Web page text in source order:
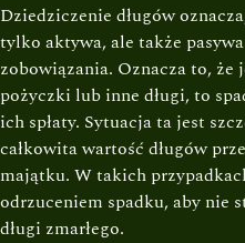
Dziedziczenie długów
tylko aktywa, ale także
zobowiązania. Oznacza to, że
pożyczki lub inne długi, to
ich spłaty. Sytuacja ta jest
całkowita wartość długów
majątku. W takich
odrzuceniem spadku, aby nie
długi zmarłego.